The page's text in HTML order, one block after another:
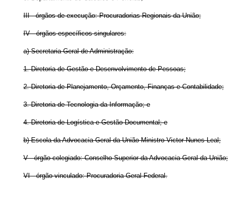
III - órgãos de execução: Procuradorias Regionais da União;
IV - órgãos específicos singulares:
a) Secretaria-Geral de Administração:
1. Diretoria de Gestão e Desenvolvimento de Pessoas;
2. Diretoria de Planejamento, Orçamento, Finanças e Contabilidade;
3. Diretoria de Tecnologia da Informação; e
4. Diretoria de Logística e Gestão Documental; e
b) Escola da Advocacia-Geral da União Ministro Victor Nunes Leal;
V - órgão colegiado: Conselho Superior da Advocacia-Geral da
VI - órgão vinculado: Procuradoria-Geral Federal.